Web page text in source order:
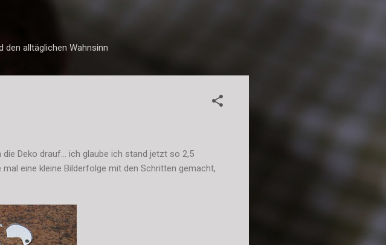
den alltäglichen Wahnsinn
Deko drauf... ich glaube ich stand jetzt so 2,5
eine kleine Bilderfolge mit den Schritten gemacht,